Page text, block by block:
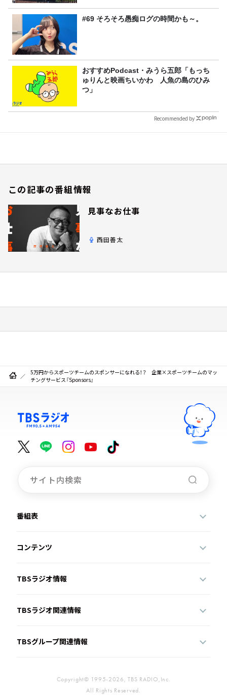
#69 そろそろ愚痴ログの時間かも～。
おすすめPodcast・みうら五郎「もっち
ゅりんと映画ちいかわ 人魚の島のひみ
つ」
Recommended by
この記事の番組情報
見事なお仕事
西田善太
5万円からスポーツチームのスポンサーになれる！？ 企業×スポーツチームのマッ
チングサービス『Sponsors』
番組表
コンテンツ
TBSラジオ情報
TBSラジオ関連情報
TBSグループ関連情報
Copyright© 1995-2026, TBS RADIO,Inc.
All Rights Reserved.